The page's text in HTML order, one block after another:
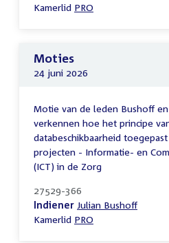
Kamerlid PRO
Moties
24 juni 2026
Motie van de leden Bushoff
verkennen hoe het principe
databeschikbaarheid
projecten - Informatie- en
(ICT) in de Zorg
27529-366
Indiener Julian Bushoff
Kamerlid PRO